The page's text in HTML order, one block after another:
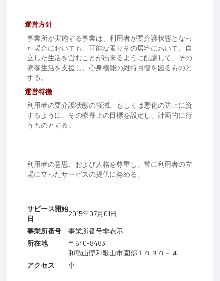
運営方針
事業所が実施する事業は、利用者が要介護状態となっ
た場合においても、可能な限りその居宅において、自
立した生活を営むことが出来るように配慮して、その
療養生活を支援し、心身機能の維持回復を図るものと
する。
運営特徴
利用者の要介護状態の軽減、もしくは悪化の防止に資
するように、その療養上の目標を設定し、計画的に行
うものとする。
利用者の意思、および人格を尊重し、常に利用者の立
場に立ったサービスの提供に努める。
サビース開始
日
2015年07月01日
事業所番号
事業所番号非表示
所在地
〒640-8483
和歌山県和歌山市園部１０３０－４
アクセス
車